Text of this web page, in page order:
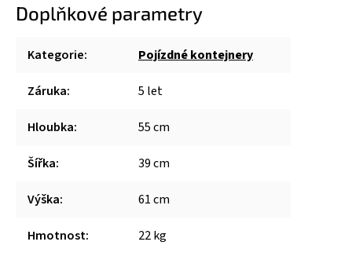
Doplňkové parametry
Kategorie: Pojízdné kontejnery
Záruka: 5 let
Hloubka: 55 cm
Šířka: 39 cm
Výška: 61 cm
Hmotnost: 22 kg